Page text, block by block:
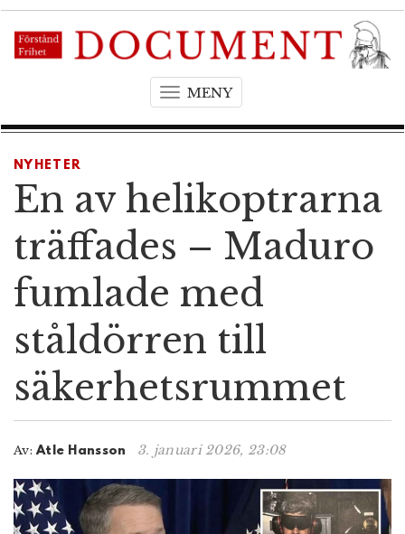
MENYT
g
e
a
i
g
a
t
o
n
NYHETER
En av helikoptrarna
träffades – Maduro
fumlade med
ståldörren till
säkerhetsrummet
Av: Atle Hansson 3. januari 2026, 23:08